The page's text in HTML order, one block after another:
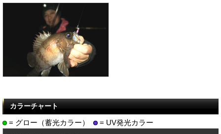
カラーチャート
= グロー（蓄光カラー）
= UV発光カラー